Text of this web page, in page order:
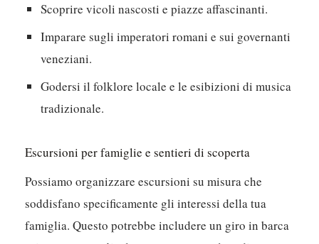
Scoprire vicoli nascosti e piazze affascinanti.
Imparare sugli imperatori romani e sui governanti
veneziani.
Godersi il folklore locale e le esibizioni di musica
tradizionale.
Escursioni per famiglie e sentieri di scoperta
Possiamo organizzare escursioni su misura che
soddisfano specificamente gli interessi della tua
famiglia. Questo potrebbe includere un giro in barca